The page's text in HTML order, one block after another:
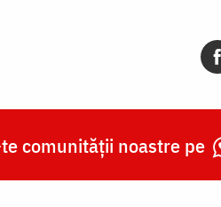
comunității noastre pe